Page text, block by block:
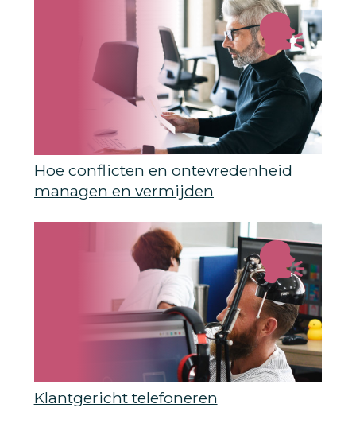
Hoe conflicten en ontevredenheid
managen en vermijden
Klantgericht telefoneren